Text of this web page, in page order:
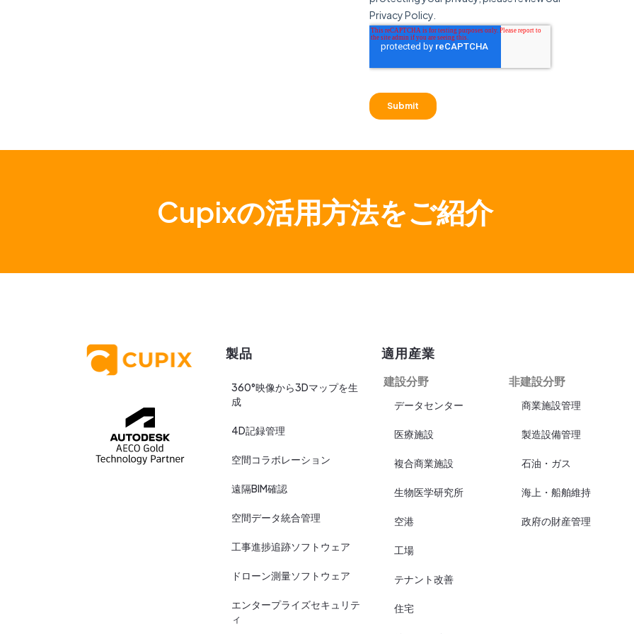
Cupixの活用方法をご紹介
製品
360°映像から3Dマップを生
成
4D記録管理
空間コラボレーション
遠隔BIM確認
空間データ統合管理
工事進捗追跡ソフトウェア
ドローン測量ソフトウェア
エンタープライズセキュリテ
ィ
適用産業
建設分野
データセンター
医療施設
複合商業施設
生物医学研究所
空港
工場
テナント改善
住宅
非建設分野
商業施設管理
製造設備管理
石油・ガス
海上・船舶維持
政府の財産管理